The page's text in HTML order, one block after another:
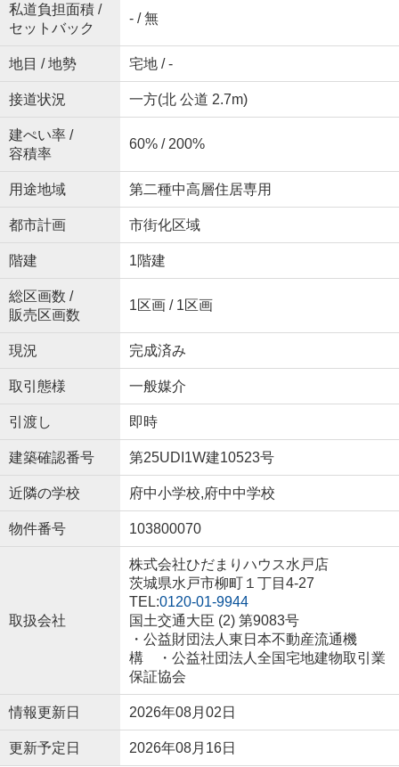
私道負担面積 /
セットバック
- / 無
地目 / 地勢 宅地 / -
接道状況 一方(北 公道 2.7m)
建ぺい率 /
容積率
60% / 200%
用途地域 第二種中高層住居専用
都市計画 市街化区域
階建 1階建
総区画数 /
販売区画数
1区画 / 1区画
現況 完成済み
取引態様 一般媒介
引渡し 即時
建築確認番号 第25UDI1W建10523号
近隣の学校 府中小学校,府中中学校
物件番号 103800070
取扱会社
株式会社ひだまりハウス水戸店
茨城県水戸市柳町１丁目4-27
TEL:0120-01-9944
国土交通大臣 (2) 第9083号
・公益財団法人東日本不動産流通機
構 ・公益社団法人全国宅地建物取引業
保証協会
情報更新日 2026年08月02日
更新予定日 2026年08月16日